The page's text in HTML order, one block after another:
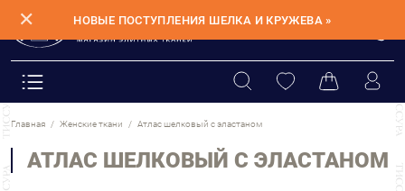
✕ НОВЫЕ ПОСТУПЛЕНИЯ ШЕЛКА И КРУЖЕВА »
Главная Женские ткани Атлас шелковый с эластаном
АТЛАС ШЕЛКОВЫЙ С ЭЛАСТАНОМ